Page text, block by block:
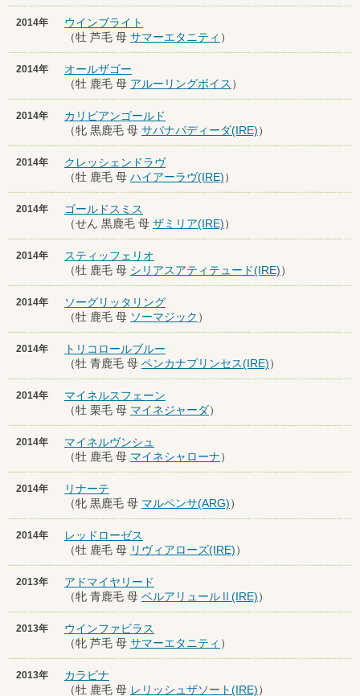
2014年
ウインブライト
（牡 芦毛 母 サマーエタニティ ）
2014年
オールザゴー
（牡 鹿毛 母 アルーリングボイス ）
2014年
カリビアンゴールド
（牝 黒鹿毛 母 サバナパディーダ(IRE)）
2014年
クレッシェンドラヴ
（牡 鹿毛 母 ハイアーラヴ(IRE)）
2014年
ゴールドスミス
（せん 黒鹿毛 母 ザミリア(IRE)）
2014年
スティッフェリオ
（牡 鹿毛 母 シリアスアティテュード(IRE)）
2014年
ソーグリッタリング
（牡 鹿毛 母 ソーマジック ）
2014年
トリコロールブルー
（牡 青鹿毛 母 ペンカナプリンセス(IRE)）
2014年
マイネルスフェーン
（牡 栗毛 母 マイネジャーダ）
2014年
マイネルヴンシュ
（牡 鹿毛 母 マイネシャローナ）
2014年
リナーテ
（牝 黒鹿毛 母 マルペンサ(ARG)）
2014年
レッドローゼス
（牡 鹿毛 母 リヴィアローズ(IRE)）
2013年
アドマイヤリード
（牝 青鹿毛 母 ベルアリュールⅡ(IRE)）
2013年
ウインファビラス
（牝 芦毛 母 サマーエタニティ ）
2013年
カラビナ
（牡 鹿毛 母 レリッシュザソート(IRE)）